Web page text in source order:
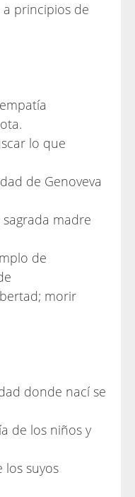
principios de
lo que
de Genoveva
madre
de
morir
donde nací se
de los niños y
los suyos